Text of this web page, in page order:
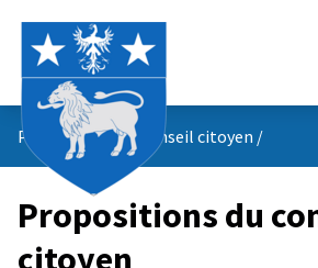
Propositions du conseil citoyen /
Propositions du
citoyen